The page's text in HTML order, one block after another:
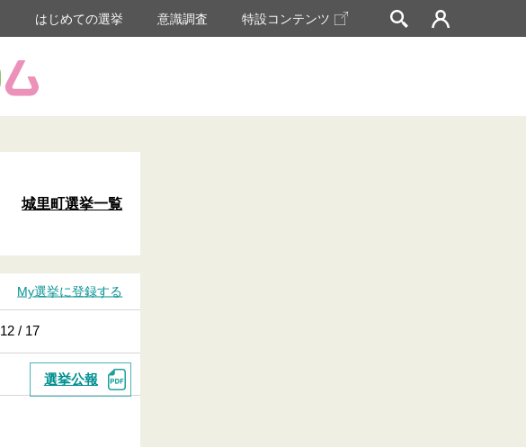
はじめての選挙 意識調査 特設コンテンツ
城里町選挙一覧
My選挙に登録する
12 / 17
選挙公報